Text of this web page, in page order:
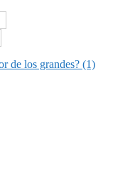
de los grandes? (1)